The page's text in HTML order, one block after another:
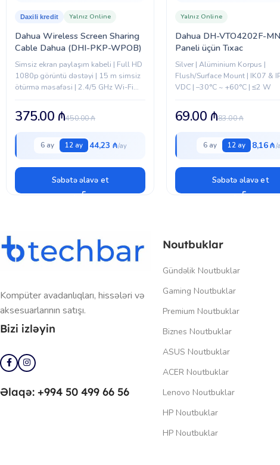
Dahua Wireless Screen Sharing
Cable Dahua (DHI-PKP-WPOB)
Daxili kredit Yalnız Online
Simsiz ekran paylaşım kabeli | Full HD
1080p görüntü dəstəyi | 15 m simsiz
ötürmə məsafəsi | 2.4/5 GHz Wi-Fi
450.00₼
375.00 ₼
6 ay 12 ay 44,23 ₼
Səbətə əlavə et
Dahua DH-VTO4202F-
Paneli üçün Tıxac
Yalnız Online
Silver | Alüminium Korpus |
Flush/Surface Mount | IK07 &
VDC | –30°C ~ +60°C | ≤2 W
83.00₼
69.00 ₼
6 ay 12 ay 8,16 ₼
Səbətə əlavə et
Kompüter avadanlıqları, hissələri və
aksesuarlarının satışı.
Bizi izləyin
Əlaqə: +994 50 499 66 56
Noutbuklar
Gündəlik Noutbuklar
Gaming Noutbuklar
Premium Noutbuklar
Biznes Noutbuklar
ASUS Noutbuklar
ACER Noutbuklar
Lenovo Noutbuklar
HP Noutbuklar
HP Noutbuklar